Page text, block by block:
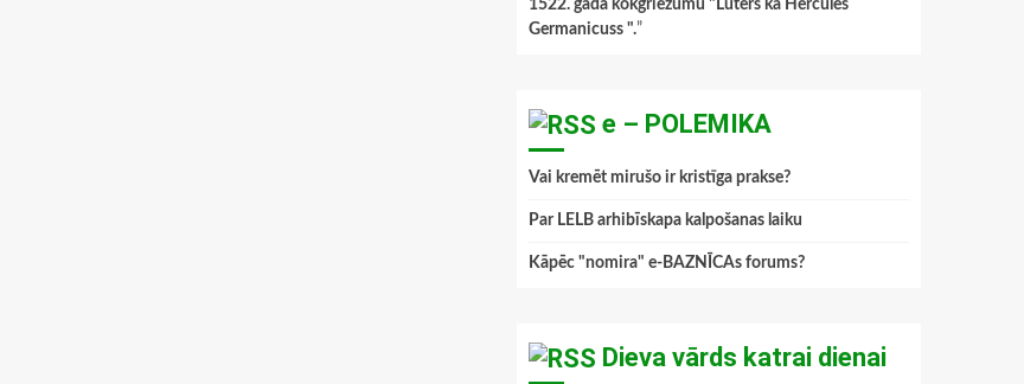
1522. gada kokgriezumu "Luters kā Hercules
Germanicuss ".”
e – POLEMIKA
Vai kremēt mirušo ir kristīga prakse?
Par LELB arhibīskapa kalpošanas laiku
Kāpēc "nomira" e-BAZNĪCAs forums?
Dieva vārds katrai dienai